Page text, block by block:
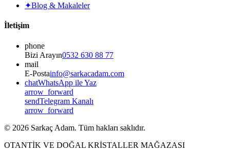
✦Blog & Makaleler
İletişim
phone
Bizi Arayın0532 630 88 77
mail
E-Postainfo@sarkacadam.com
chatWhatsApp ile Yaz
arrow_forward
sendTelegram Kanalı
arrow_forward
© 2026 Sarkaç Adam. Tüm hakları saklıdır.
OTANTİK VE DOĞAL KRİSTALLER MAĞAZASI